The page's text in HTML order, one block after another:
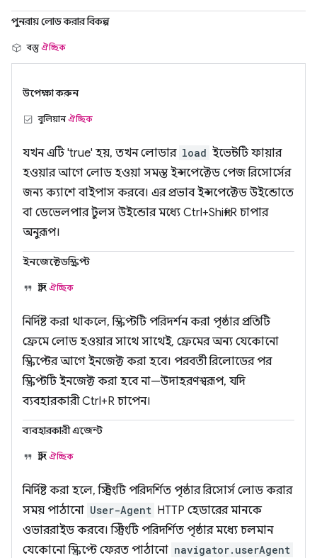
পুনরায় লোড করার বিকল্প
বস্তুঐচ্ছিক
উপেক্ষা করুন
বুলিয়ানঐচ্ছিক
যখন এটি 'true' হয়, তখন লোডার load ইভেন্টটি ফায়ার
হওয়ার আগে লোড হওয়া সমস্ত ইন্সপেক্টেড পেজ রিসোর্সের
জন্য ক্যাশে বাইপাস করবে। এর প্রভাব ইন্সপেক্টেড উইন্ডোতে
বা ডেভেলপার টুলস উইন্ডোর মধ্যে Ctrl+Shift+R চাপার
অনুরূপ।
ইনজেক্টেডস্ক্রিপ্ট
স্ট্রিং ঐচ্ছিক
নির্দিষ্ট করা থাকলে, স্ক্রিপ্টটি পরিদর্শন করা পৃষ্ঠার প্রতিটি
ফ্রেমে লোড হওয়ার সাথে সাথেই, ফ্রেমের অন্য যেকোনো
স্ক্রিপ্টের আগে ইনজেক্ট করা হবে। পরবর্তী রিলোডের পর
স্ক্রিপ্টটি ইনজেক্ট করা হবে না—উদাহরণস্বরূপ, যদি
ব্যবহারকারী Ctrl+R চাপেন।
ব্যবহারকারী এজেন্ট
স্ট্রিং ঐচ্ছিক
নির্দিষ্ট করা হলে, স্ট্রিংটি পরিদর্শিত পৃষ্ঠার রিসোর্স লোড করার
সময় পাঠানো User-Agent HTTP হেডারের মানকে
ওভাররাইড করবে। স্ট্রিংটি পরিদর্শিত পৃষ্ঠার মধ্যে চলমান
যেকোনো স্ক্রিপ্টে ফেরত পাঠানো navigator.userAgent